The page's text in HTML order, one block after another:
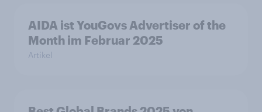
AIDA ist YouGovs Advertiser of the
Month im Februar 2025
Artikel